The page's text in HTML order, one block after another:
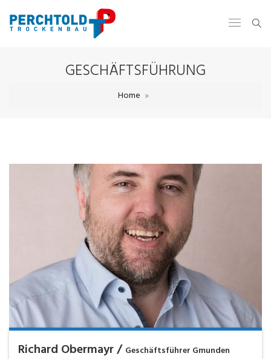
GESCHÄFTSFÜHRUNG
Home
Richard Obermayr / Geschäftsführer Gmunden